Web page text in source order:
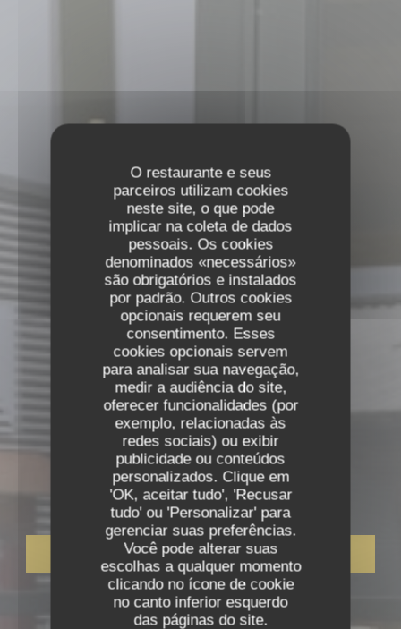
O restaurante e seus
parceiros utilizam cookies
neste site, o que pode
implicar na coleta de dados
pessoais. Os cookies
denominados «necessários»
são obrigatórios e instalados
por padrão. Outros cookies
opcionais requerem seu
consentimento. Esses
cookies opcionais servem
para analisar sua navegação,
medir a audiência do site,
oferecer funcionalidades (por
exemplo, relacionadas às
redes sociais) ou exibir
publicidade ou conteúdos
personalizados. Clique em
'OK, aceitar tudo', 'Recusar
tudo' ou 'Personalizar' para
gerenciar suas preferências.
Você pode alterar suas
escolhas a qualquer momento
clicando no ícone de cookie
no canto inferior esquerdo
das páginas do site.
• VILLEMANDEUR
LA CUIZINE
RESERVAR UMA MESA
LA CUIZINE